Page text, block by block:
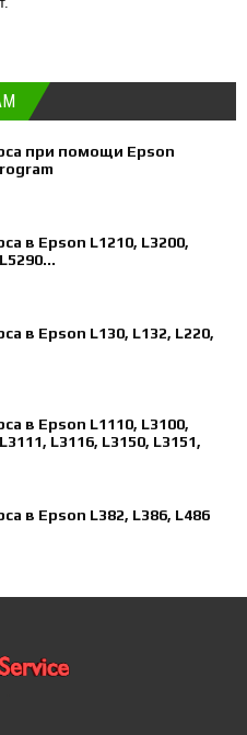
при помощи Epson
в Epson L1210, L3200,
в Epson L130, L132, L220,
в Epson L1110, L3100,
L3116, L3150, L3151,
в Epson L382, L386, L486